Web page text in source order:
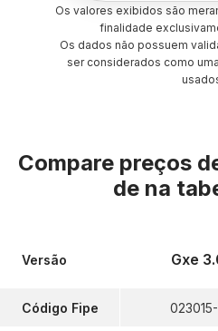
Os valores exibidos são
finalidade
Os dados não possuem
ser considerados como
Compare preços
de na
Versão
Código Fipe
Gxe